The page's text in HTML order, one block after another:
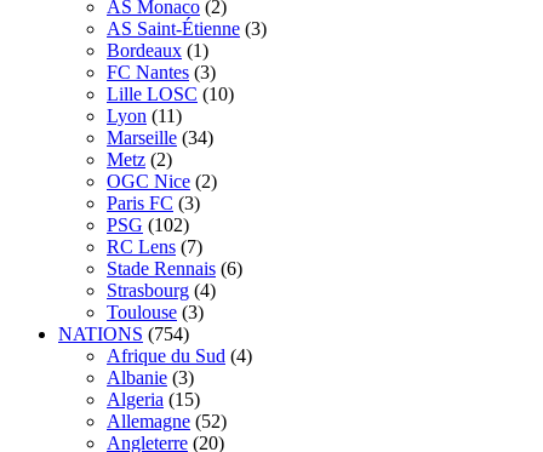
AS Monaco (2)
AS Saint-Étienne (3)
Bordeaux (1)
FC Nantes (3)
Lille LOSC (10)
Lyon (11)
Marseille (34)
Metz (2)
OGC Nice (2)
Paris FC (3)
PSG (102)
RC Lens (7)
Stade Rennais (6)
Strasbourg (4)
Toulouse (3)
NATIONS (754)
Afrique du Sud (4)
Albanie (3)
Algeria (15)
Allemagne (52)
Angleterre (20)